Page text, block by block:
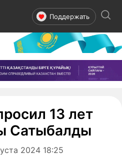
Поддержать
13 лет
Сатыбалды
2024 18:25